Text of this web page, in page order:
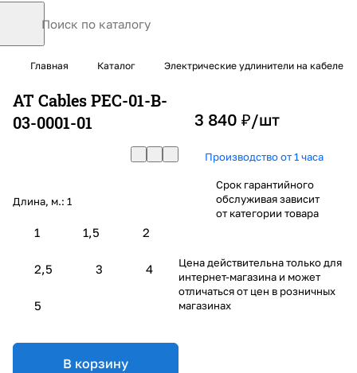
Главная Каталог Электрические удлинители на кабеле
AT Cables PEC-01-B-
03-0001-01
Длина, м.: 1
1 1,5 2
2,5 3 4
5
В корзину
3 840 ₽/шт
Производство от 1 часа
Срок гарантийного
обслуживая зависит
от категории товара
Цена действительна только для
интернет-магазина и может
отличаться от цен в розничных
магазинах